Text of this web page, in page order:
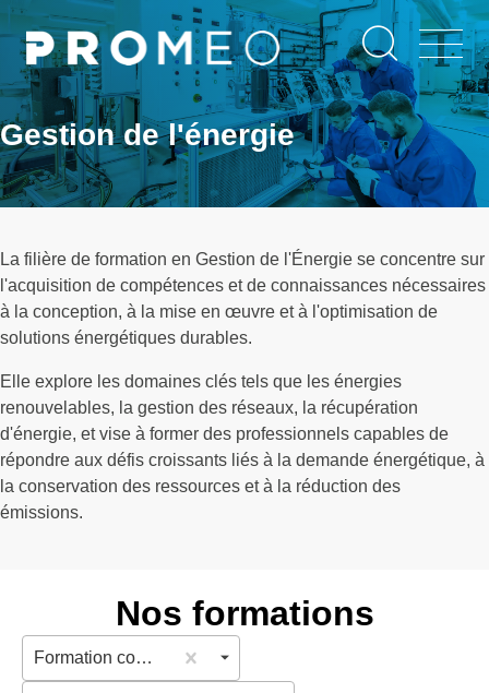
Aller
au
contenu
principal
Gestion de l'énergie
La filière de formation en Gestion de l'Énergie se concentre sur
l'acquisition de compétences et de connaissances nécessaires
à la conception, à la mise en œuvre et à l'optimisation de
solutions énergétiques durables.
Elle explore les domaines clés tels que les énergies
renouvelables, la gestion des réseaux, la récupération
d'énergie, et vise à former des professionnels capables de
répondre aux défis croissants liés à la demande énergétique, à
la conservation des ressources et à la réduction des
émissions.
Nos formations
Formation continue
Panneau de gestion des cookies